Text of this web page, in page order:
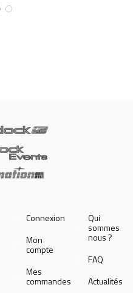
Connexion
Mon
compte
Mes
commandes
Qui
sommes
nous ?
FAQ
Actualités